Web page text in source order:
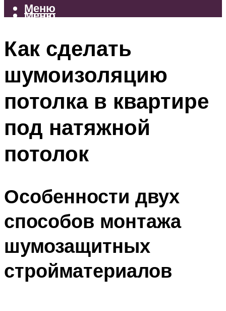
Меню
Меню
Как сделать
шумоизоляцию
потолка в квартире
под натяжной
потолок
Особенности двух
способов монтажа
шумозащитных
стройматериалов